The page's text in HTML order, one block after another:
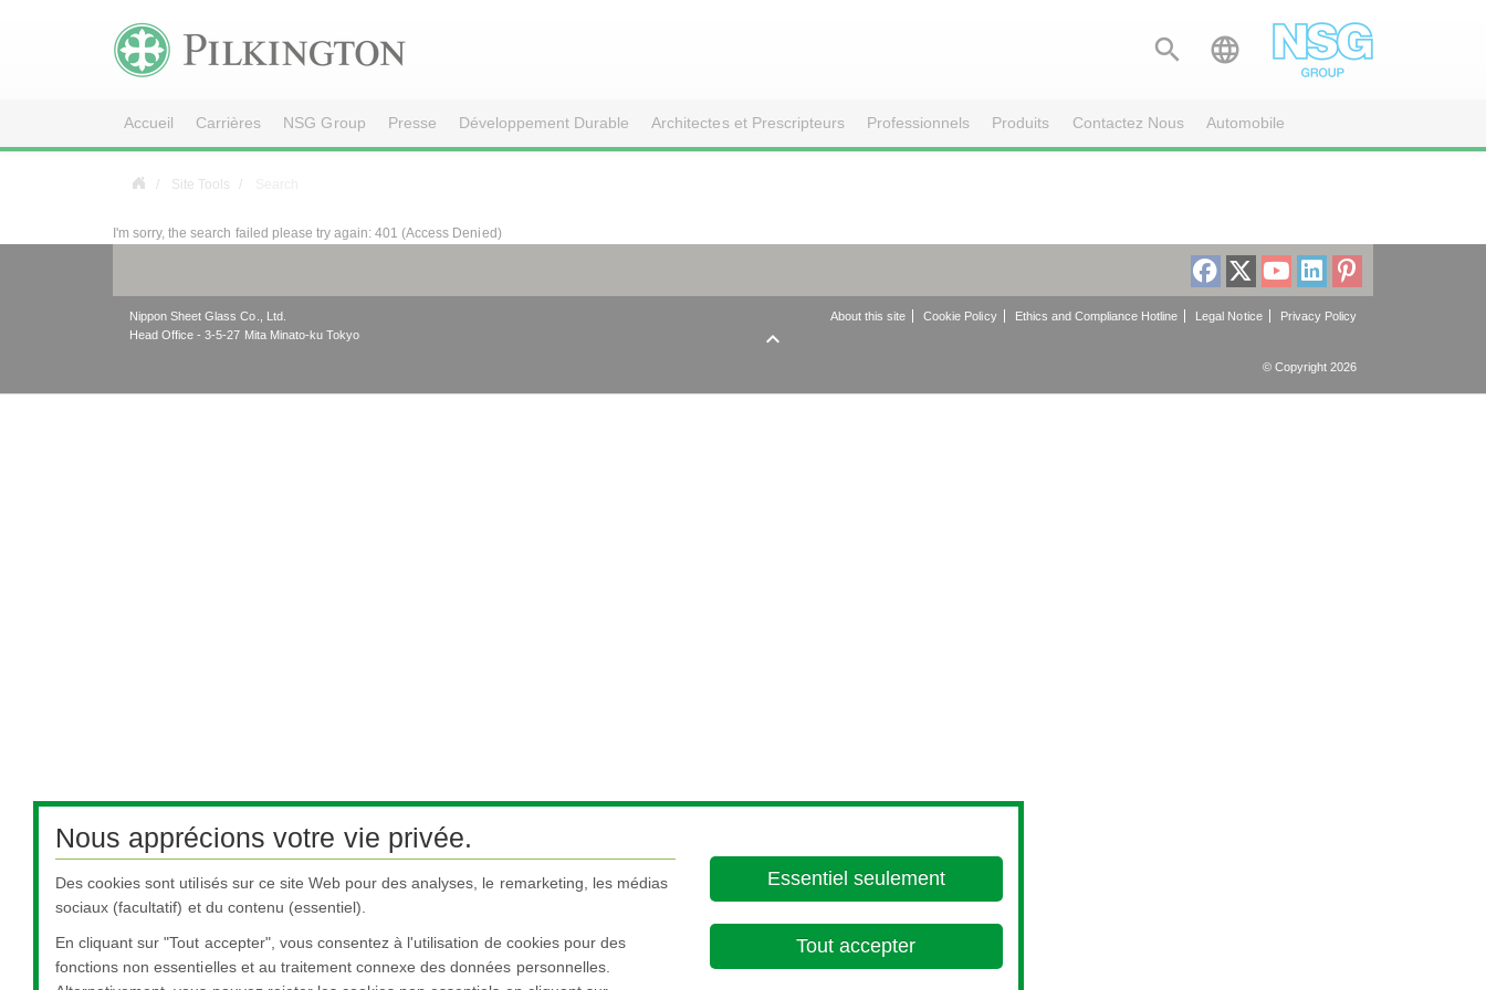
 
Accueil Carrières NSG Group Presse Développement Durable Architectes et Prescripteurs Professionnels Produits Contactez Nous Automobile
Site Tools
I'm sorry, the search failed please try again: 401 (Access Denied)
Nippon Sheet Glass Co., Ltd.
Head Office - 3-5-27 Mita Minato-ku Tokyo
About this site Cookie Policy Ethics and Compliance Hotline Legal Notice Privacy Policy

© Copyright 2026
Nous apprécions votre vie privée.
Des cookies sont utilisés sur ce site Web pour des analyses, le remarketing, les médias
sociaux (facultatif) et du contenu (essentiel).
En cliquant sur "Tout accepter", vous consentez à l'utilisation de cookies pour des
fonctions non essentielles et au traitement connexe des données personnelles.
Essentiel seulement
Tout accepter